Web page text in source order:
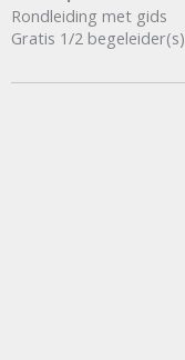
Rondleiding met gids
Gratis 1/2 begeleider(s)